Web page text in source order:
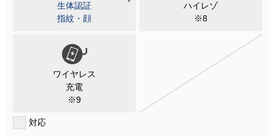
生体認証
指紋・顔
ハイレゾ
※8
ワイヤレス
充電
※9
対応